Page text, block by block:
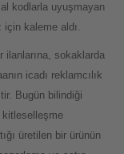
kodlarla uyuşmayan
için kaleme aldı.
ilanlarına, sokaklarda
icadı reklamcılık
Bugün bilindiği
kitleselleşme
üretilen bir ürünün